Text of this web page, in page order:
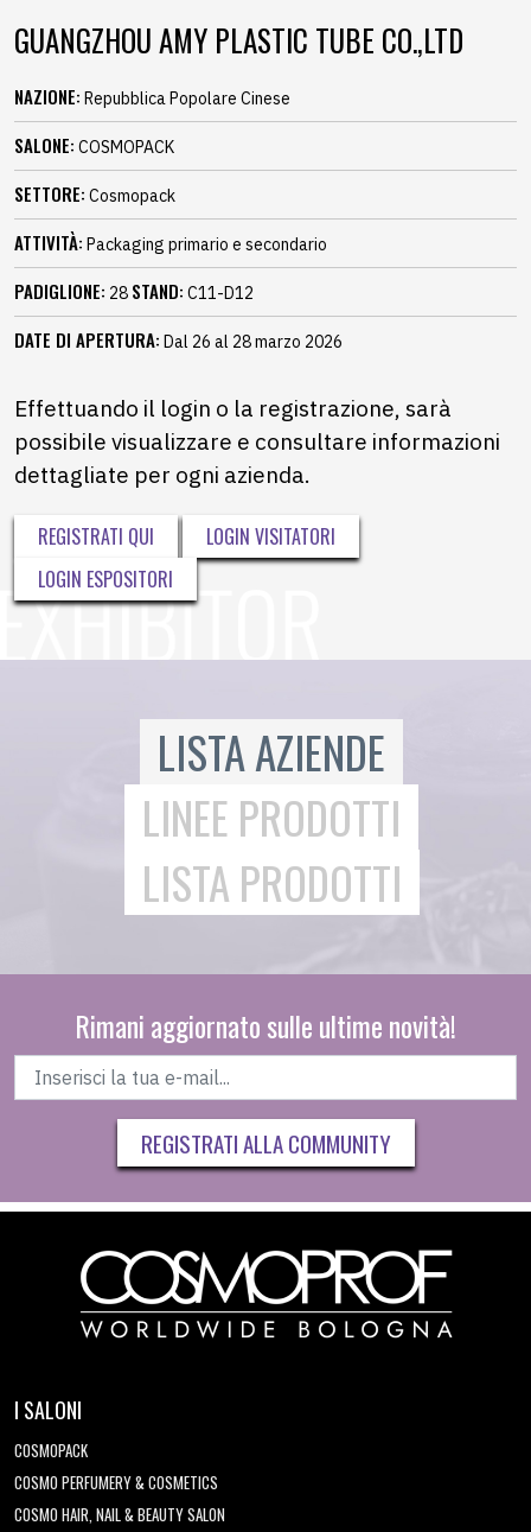
GUANGZHOU AMY PLASTIC TUBE CO.,LTD
NAZIONE: Repubblica Popolare Cinese
SALONE: COSMOPACK
SETTORE: Cosmopack
ATTIVITÀ: Packaging primario e secondario
PADIGLIONE: 28 STAND: C11-D12
DATE DI APERTURA: Dal 26 al 28 marzo 2026
Effettuando il login o la registrazione, sarà
possibile visualizzare e consultare informazioni
dettagliate per ogni azienda.
REGISTRATI QUI
LOGIN VISITATORI
LOGIN ESPOSITORI
LISTA AZIENDE
LINEE PRODOTTI
LISTA PRODOTTI
Rimani aggiornato sulle ultime novità!
REGISTRATI ALLA COMMUNITY
I SALONI
COSMOPACK
COSMO PERFUMERY & COSMETICS
COSMO HAIR, NAIL & BEAUTY SALON